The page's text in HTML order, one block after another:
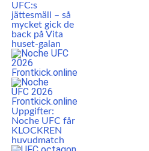
UFC:s
jättesmäll – så
mycket gick de
back på Vita
huset-galan
Uppgifter:
Noche UFC får
KLOCKREN
huvudmatch